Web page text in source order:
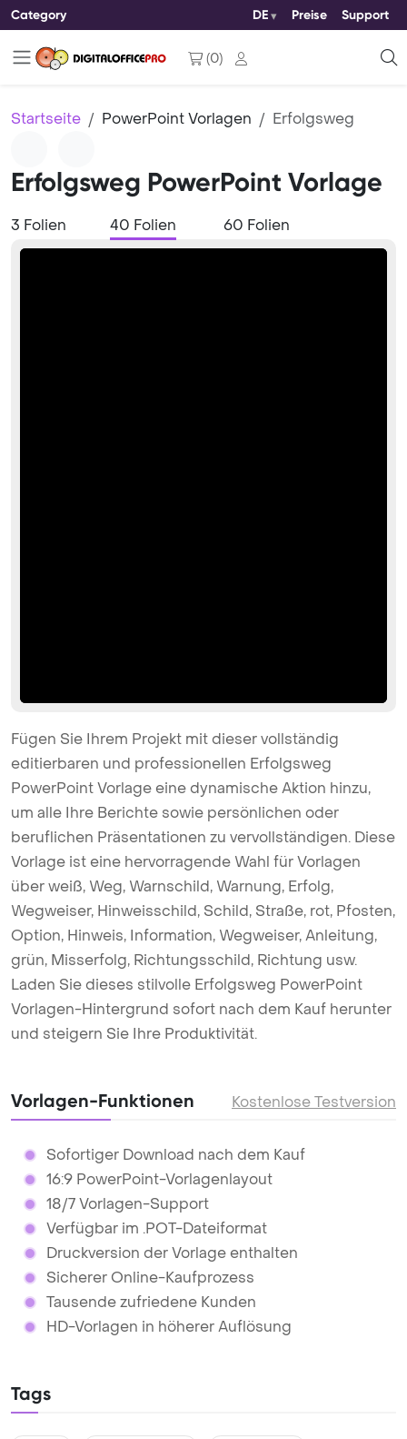
Category DE Preise Support
(0)
Startseite PowerPoint Vorlagen Erfolgsweg
Erfolgsweg PowerPoint Vorlage
3 Folien 40 Folien 60 Folien
Fügen Sie Ihrem Projekt mit dieser vollständig
editierbaren und professionellen Erfolgsweg
PowerPoint Vorlage eine dynamische Aktion hinzu,
um alle Ihre Berichte sowie persönlichen oder
beruflichen Präsentationen zu vervollständigen. Diese
Vorlage ist eine hervorragende Wahl für Vorlagen
über weiß, Weg, Warnschild, Warnung, Erfolg,
Wegweiser, Hinweisschild, Schild, Straße, rot, Pfosten,
Option, Hinweis, Information, Wegweiser, Anleitung,
grün, Misserfolg, Richtungsschild, Richtung usw.
Laden Sie dieses stilvolle Erfolgsweg PowerPoint
Vorlagen-Hintergrund sofort nach dem Kauf herunter
und steigern Sie Ihre Produktivität.
Vorlagen-Funktionen Kostenlose Testversion
Sofortiger Download nach dem Kauf
16:9 PowerPoint-Vorlagenlayout
18/7 Vorlagen-Support
Verfügbar im .POT-Dateiformat
Druckversion der Vorlage enthalten
Sicherer Online-Kaufprozess
Tausende zufriedene Kunden
HD-Vorlagen in höherer Auflösung
Tags